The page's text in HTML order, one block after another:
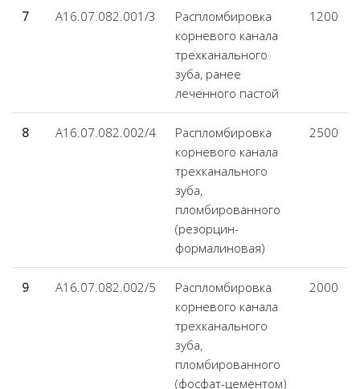
7 А16.07.082.001/3
Распломбировка
корневого канала
трехканального
зуба, ранее
леченного пастой
1200
8 А16.07.082.002/4
Распломбировка
корневого канала
трехканального
зуба,
пломбированного
(резорцин-
формалиновая)
2500
9 А16.07.082.002/5
Распломбировка
корневого канала
трехканального
зуба,
пломбированного
(фосфат-цементом)
2000